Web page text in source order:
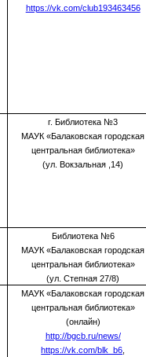
https://vk.com/club193463456
г. Библиотека №3
МАУК «Балаковская городская
центральная библиотека»
(ул. Вокзальная ,14)
Библиотека №6
МАУК «Балаковская городская
центральная библиотека»
(ул. Степная 27/8)
МАУК «Балаковская городская
центральная библиотека»
(онлайн)
http://bgcb.ru/news/
https://vk.com/blk_b6,